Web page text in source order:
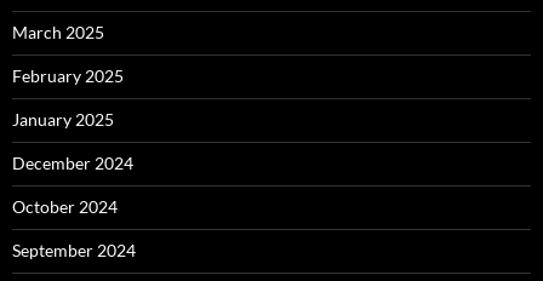
March 2025
February 2025
January 2025
December 2024
October 2024
September 2024